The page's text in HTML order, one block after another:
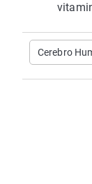
Cerebro